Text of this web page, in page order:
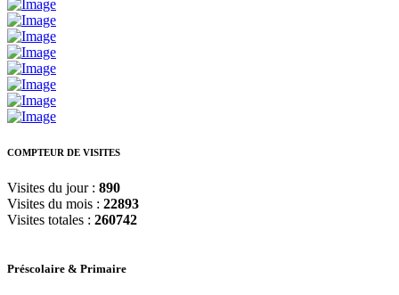
COMPTEUR DE VISITES
Visites du jour : 890
Visites du mois : 22893
Visites totales : 260742
Préscolaire & Primaire